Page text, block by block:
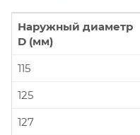
Наружный диаметр
D (мм)
115
125
127